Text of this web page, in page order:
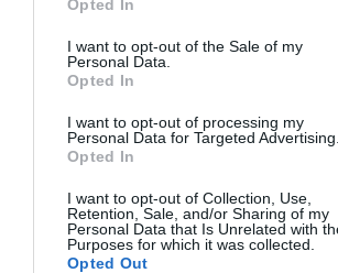
use your data for below specified purposes
consent section.
Opted In
I want to opt-out of the Sale of my
Personal Data.
Opted In
I want to opt-out of processing my
Personal Data for Targeted Advertising.
Opted In
I want to opt-out of Collection, Use,
Retention, Sale, and/or Sharing of my
Personal Data that Is Unrelated with
Purposes for which it was collected.
Opted Out
Olvasd el ezt is!
Ennyit számít, ha fiatalon havi
Ezt a juttatást kaphatod, ha csak
nyugdíjig
Hogy állsz a nyugdíjhoz szükséges
Itt kérdezheted le